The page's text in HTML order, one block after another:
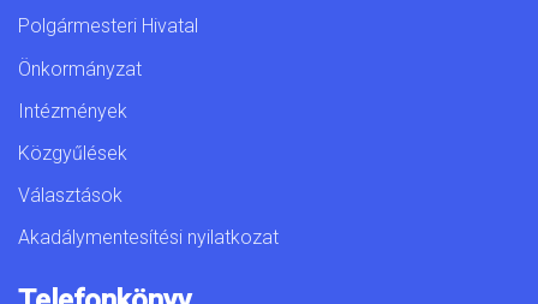
Polgármesteri Hivatal
Önkormányzat
Intézmények
Közgyűlések
Választások
Akadálymentesítési nyilatkozat